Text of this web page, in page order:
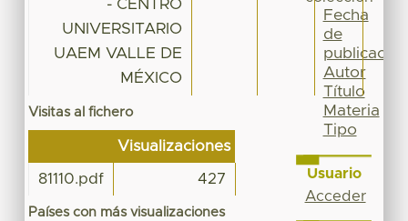
- CENTRO
UNIVERSITARIO
UAEM VALLE DE
MÉXICO
Visitas al fichero
Visualizaciones
81110.pdf 427
Países con más visualizaciones
Fecha
de
publicación
Autor
Título
Materia
Tipo
Usuario
Acceder